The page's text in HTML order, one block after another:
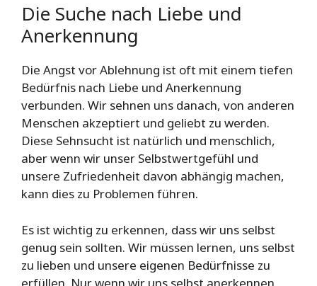
Die Suche nach Liebe und
Anerkennung
Die Angst vor Ablehnung ist oft mit einem tiefen
Bedürfnis nach Liebe und Anerkennung
verbunden. Wir sehnen uns danach, von anderen
Menschen akzeptiert und geliebt zu werden.
Diese Sehnsucht ist natürlich und menschlich,
aber wenn wir unser Selbstwertgefühl und
unsere Zufriedenheit davon abhängig machen,
kann dies zu Problemen führen.
Es ist wichtig zu erkennen, dass wir uns selbst
genug sein sollten. Wir müssen lernen, uns selbst
zu lieben und unsere eigenen Bedürfnisse zu
erfüllen. Nur wenn wir uns selbst anerkennen